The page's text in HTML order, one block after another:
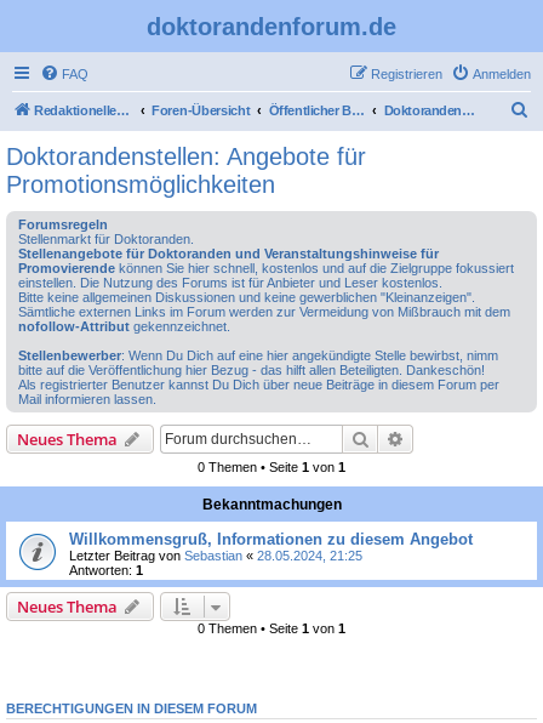
doktorandenforum.de
FAQ Anmelden
Registrieren
Redaktioneller Teil Foren-Übersicht Öffentlicher Bereich Doktorandenstellen: Angebote für Promotionsmöglichkeiten
Doktorandenstellen: Angebote für
Promotionsmöglichkeiten
Forumsregeln
Stellenmarkt für Doktoranden.
Stellenangebote für Doktoranden und Veranstaltungshinweise für
Promovierende können Sie hier schnell, kostenlos und auf die Zielgruppe fokussiert
einstellen. Die Nutzung des Forums ist für Anbieter und Leser kostenlos.
Bitte keine allgemeinen Diskussionen und keine gewerblichen "Kleinanzeigen".
Sämtliche externen Links im Forum werden zur Vermeidung von Mißbrauch mit dem
nofollow-Attribut gekennzeichnet.
Stellenbewerber: Wenn Du Dich auf eine hier angekündigte Stelle bewirbst, nimm
bitte auf die Veröffentlichung hier Bezug - das hilft allen Beteiligten. Dankeschön!
Als registrierter Benutzer kannst Du Dich über neue Beiträge in diesem Forum per
Mail informieren lassen.
Neues Thema Suche
0 Themen • Seite 1 von 1
Bekanntmachungen
Willkommensgruß, Informationen zu diesem Angebot
Letzter Beitrag von Sebastian « 28.05.2024, 21:25
Antworten: 1
Neues Thema
0 Themen • Seite 1 von 1
BERECHTIGUNGEN IN DIESEM FORUM